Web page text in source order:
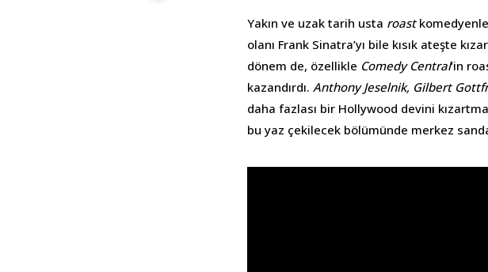
Yakın ve uzak tarih usta roast
olanı Frank Sinatra’yı bile kısık ateşte
dönem de, özellikle Comedy Central‘in
kazandırdı. Anthony Jeselnik, Gilbert
daha fazlası bir Hollywood devini
bu yaz çekilecek bölümünde merkez